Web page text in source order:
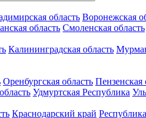
область Воронежская
область Смоленская область
Калининградская область
Оренбургская область Пензенская
Удмуртская Республика
Краснодарский край